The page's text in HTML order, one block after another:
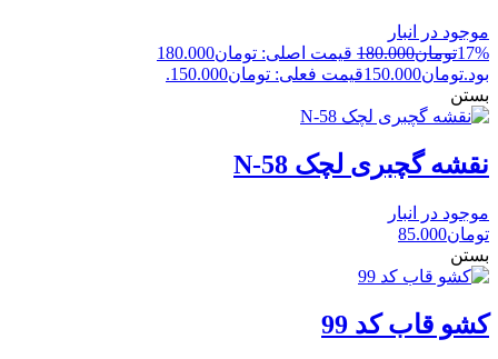
موجود در انبار
17%تومان180.000
قیمت اصلی: تومان180.000
بود.تومان150.000قیمت فعلی: تومان150.000.
بستن
نقشه گچبری لچک N-58
موجود در انبار
تومان85.000
بستن
کشو قاب کد 99